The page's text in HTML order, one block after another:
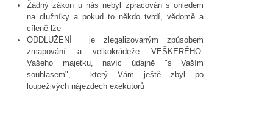
Žádný zákon u nás nebyl zpracován s ohledem
na dlužníky a pokud to někdo tvrdí, vědomě a
cíleně lže
ODDLUŽENÍ je zlegalizovaným způsobem
zmapování a velkokrádeže VEŠKERÉHO
Vašeho majetku, navíc údajně "s Vaším
souhlasem", který Vám ještě zbyl po
loupeživých nájezdech exekutorů